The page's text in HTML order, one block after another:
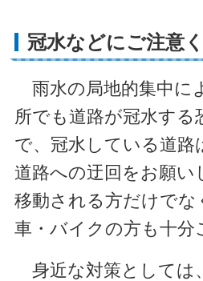
冠水などにご注意
雨水の局地的集中に
所でも道路が冠水する
で、冠水している道路
道路への迂回をお願い
移動される方だけでな
車・バイクの方も十分
身近な対策としては